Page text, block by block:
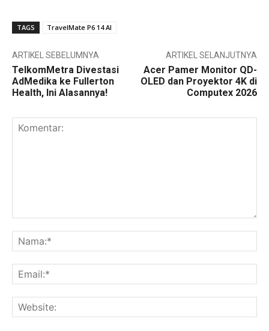
TAGS TravelMate P6 14 AI
ARTIKEL SEBELUMNYA
TelkomMetra Divestasi
AdMedika ke Fullerton
Health, Ini Alasannya!
ARTIKEL SELANJUTNYA
Acer Pamer Monitor QD-
OLED dan Proyektor 4K di
Computex 2026